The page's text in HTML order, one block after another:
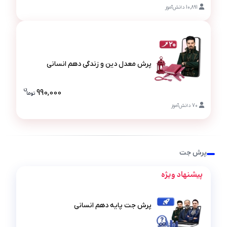
10,891 دانش‌آموز
70 دانش‌آموز
پرش معدل دین و زندگی دهم انسانی
990,000 توما
ن
پرش جت
پیشنهاد ویژه
پرش جت پایه دهم انسانی